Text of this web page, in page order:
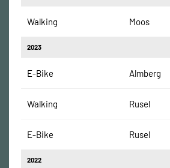
Walking Moos
2023
E-Bike Almberg
Walking Rusel
E-Bike Rusel
2022